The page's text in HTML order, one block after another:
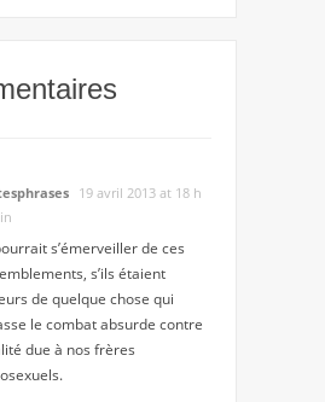
19 avril 2013 at 18 h
s’émerveiller de ces
s’ils étaient
de quelque chose qui
le combat absurde contre
due à nos frères